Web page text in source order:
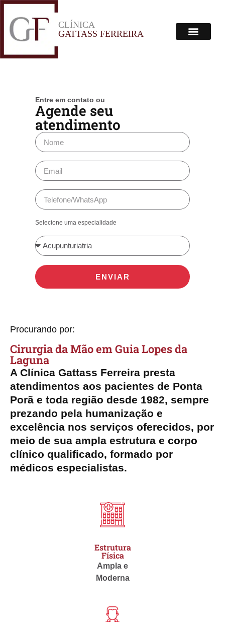
CLÍNICA
GATTASS FERREIRA
Procurando por:
Cirurgia da Mão​ em Guia Lopes da
Laguna
A Clínica Gattass Ferreira presta
atendimentos aos pacientes de Ponta
Porã e toda região desde 1982, sempre
prezando pela humanização e
excelência nos serviços oferecidos, por
meio de sua ampla estrutura e corpo
clínico qualificado, formado por
médicos especialistas.
Estrutura
Física
Ampla e
Moderna
Entre em contato ou
Agende seu
atendimento
Selecione uma especialidade
ENVIAR